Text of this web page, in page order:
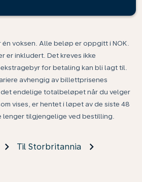
voksen. Alle beløp er oppgitt i NOK.
er inkludert. Det kreves ikke
for betaling kan bli lagt til.
avhengig av billettprisenes
endelige totalbeløpet når du velger
vises, er hentet i løpet av de siste 48
lenger tilgjengelige ved bestilling.
Til Storbritannia